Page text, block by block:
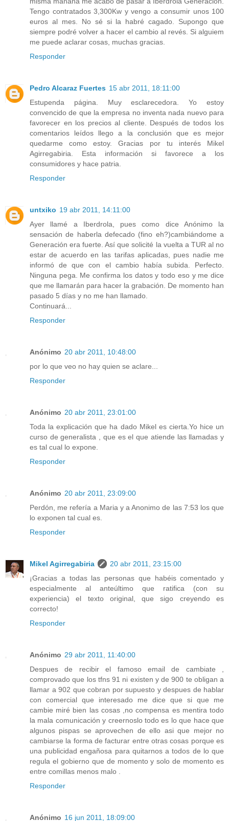
Tengo contratados 3,300Kw y vengo a consumir unos 100
euros al mes. No sé si la habré cagado. Supongo que
siempre podré volver a hacer el cambio al revés. Si alguiem
me puede aclarar cosas, muchas gracias.
Responder
Pedro Alcaraz Fuertes 15 abr 2011, 18:11:00
Estupenda página. Muy esclarecedora. Yo estoy
convencido de que la empresa no inventa nada nuevo para
favorecer en los precios al cliente. Después de todos los
comentarios leídos llego a la conclusión que es mejor
quedarme como estoy. Gracias por tu interés Mikel
Agirregabiria. Esta información si favorece a los
consumidores y hace patria.
Responder
untxiko 19 abr 2011, 14:11:00
Ayer llamé a Iberdrola, pues como dice Anónimo la
sensación de haberla defecado (fino eh?)cambiándome a
Generación era fuerte. Así que solicité la vuelta a TUR al no
estar de acuerdo en las tarifas aplicadas, pues nadie me
informó de que con el cambio había subida. Perfecto.
Ninguna pega. Me confirma los datos y todo eso y me dice
que me llamarán para hacer la grabación. De momento han
pasado 5 días y no me han llamado.
Continuará...
Responder
Anónimo 20 abr 2011, 10:48:00
por lo que veo no hay quien se aclare...
Responder
Anónimo 20 abr 2011, 23:01:00
Toda la explicación que ha dado Mikel es cierta.Yo hice un
curso de generalista , que es el que atiende las llamadas y
es tal cual lo expone.
Responder
Anónimo 20 abr 2011, 23:09:00
Perdón, me refería a Maria y a Anonimo de las 7:53 los que
lo exponen tal cual es.
Responder
Mikel Agirregabiria
20 abr 2011, 23:15:00
¡Gracias a todas las personas que habéis comentado y
especialmente al anteúltimo que ratifica (con su
experiencia) el texto original, que sigo creyendo es
correcto!
Responder
Anónimo 29 abr 2011, 11:40:00
Despues de recibir el famoso email de cambiate ,
comprovado que los tfns 91 ni existen y de 900 te obligan a
llamar a 902 que cobran por supuesto y despues de hablar
con comercial que interesado me dice que si que me
cambie miré bien las cosas ,no compensa es mentira todo
la mala comunicación y creernoslo todo es lo que hace que
algunos pispas se aprovechen de ello asi que mejor no
cambiarse la forma de facturar entre otras cosas porque es
una publicidad engañosa para quitarnos a todos de lo que
regula el gobierno que de momento y solo de momento es
entre comillas menos malo .
Responder
Anónimo 16 jun 2011, 18:09:00